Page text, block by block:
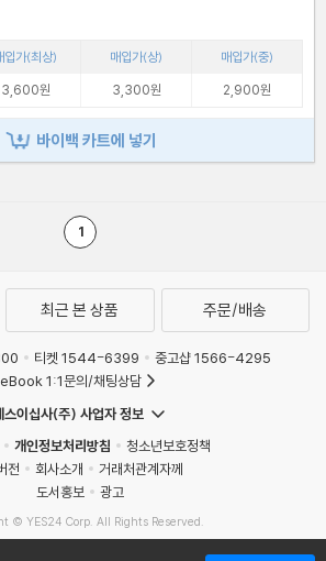
입가(최상) 매입가(상)
매입가(중)
3,600원 3,300원 2,900원
바이백 카트에 넣기
1
최근 본 상품 주문/배송
티켓 1544-6399
중고샵 1566-4295
eBook 1:1문의/채팅상담
스이십사(주) 사업자 정보
개인정보처리방침
청소년보호정책
전
회사소개
거래처관계자께
도서홍보
광고
© YES24 Corp. All Rights Reserved.